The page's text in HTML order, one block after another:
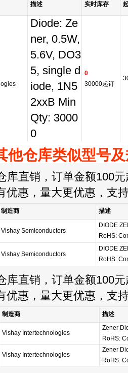
描述 实时库存
Diode: Ze
ner, 0.5W,
5.6V, DO3
5, single d
iode, 1N5
2xxB Min
Qty: 3000
0
0
30000起订
他仓库类似型号
直销，订单金额100元
优惠，量大更优惠，支
制造商
描述
Vishay Semiconductors
DIODE
RoHS:
Vishay Semiconductors
DIODE
RoHS:
直销，订单金额100元
优惠，量大更优惠，支
制造商
描述
Vishay Intertechnologies
Zener
RoHS:
Vishay Intertechnologies
Zener
RoHS: